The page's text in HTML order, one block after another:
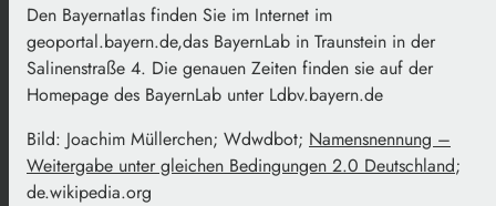
Den Bayernatlas finden Sie im Internet im
geoportal.bayern.de,das BayernLab in Traunstein in der
Salinenstraße 4. Die genauen Zeiten finden sie auf der
Homepage des BayernLab unter Ldbv.bayern.de
Bild: Joachim Müllerchen; Wdwdbot; Namensnennung –
Weitergabe unter gleichen Bedingungen 2.0 Deutschland;
de.wikipedia.org